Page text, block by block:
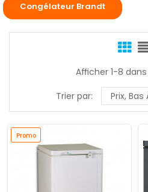
Congélateur Brandt
Afficher 1-8
Trier par:
Prix, Bas
Promo